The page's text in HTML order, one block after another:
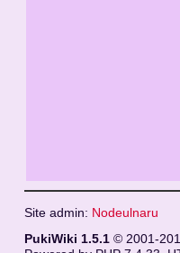
Site admin: Nodeulnaru
PukiWiki 1.5.1© 2001-